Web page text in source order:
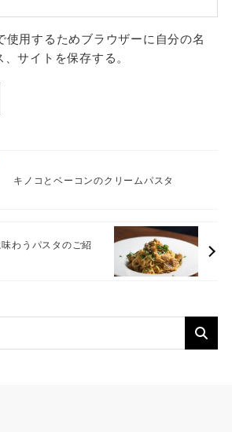
使用するためブラウザーに自分の名
サイトを保存する。
キノコとベーコンのクリームパスタ
わうパスタのご紹